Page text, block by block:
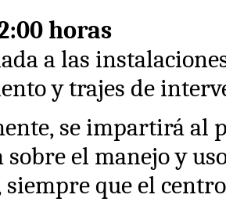
horas
a las
y trajes de
se impartirá al
el manejo y
siempre que el